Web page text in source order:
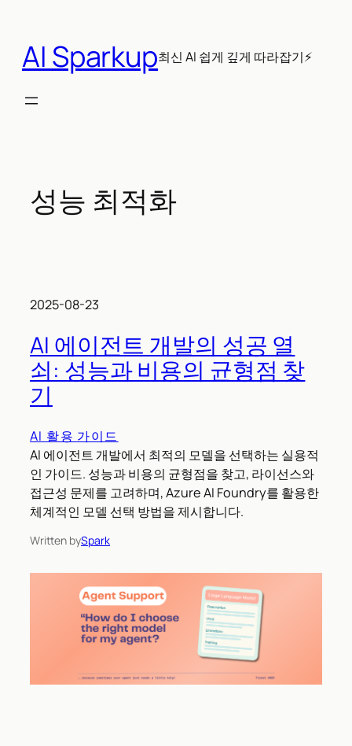
AI Sparkup최신 AI 쉽게 깊게 따라잡기⚡
성능 최적화
2025-08-23
AI 에이전트 개발의 성공 열
쇠: 성능과 비용의 균형점 찾
기
AI 활용 가이드
AI 에이전트 개발에서 최적의 모델을 선택하는 실용적
인 가이드. 성능과 비용의 균형점을 찾고, 라이선스와
접근성 문제를 고려하며, Azure AI Foundry를 활용한
체계적인 모델 선택 방법을 제시합니다.
Written bySpark